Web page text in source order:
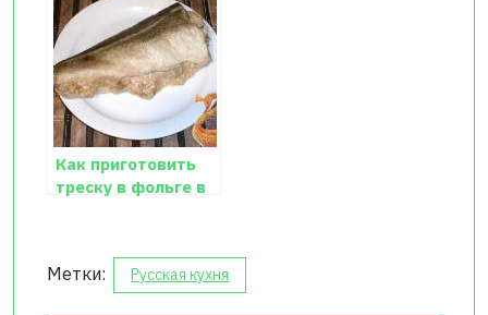
Как приготовить
треску в фольге в
Метки: Русская кухня